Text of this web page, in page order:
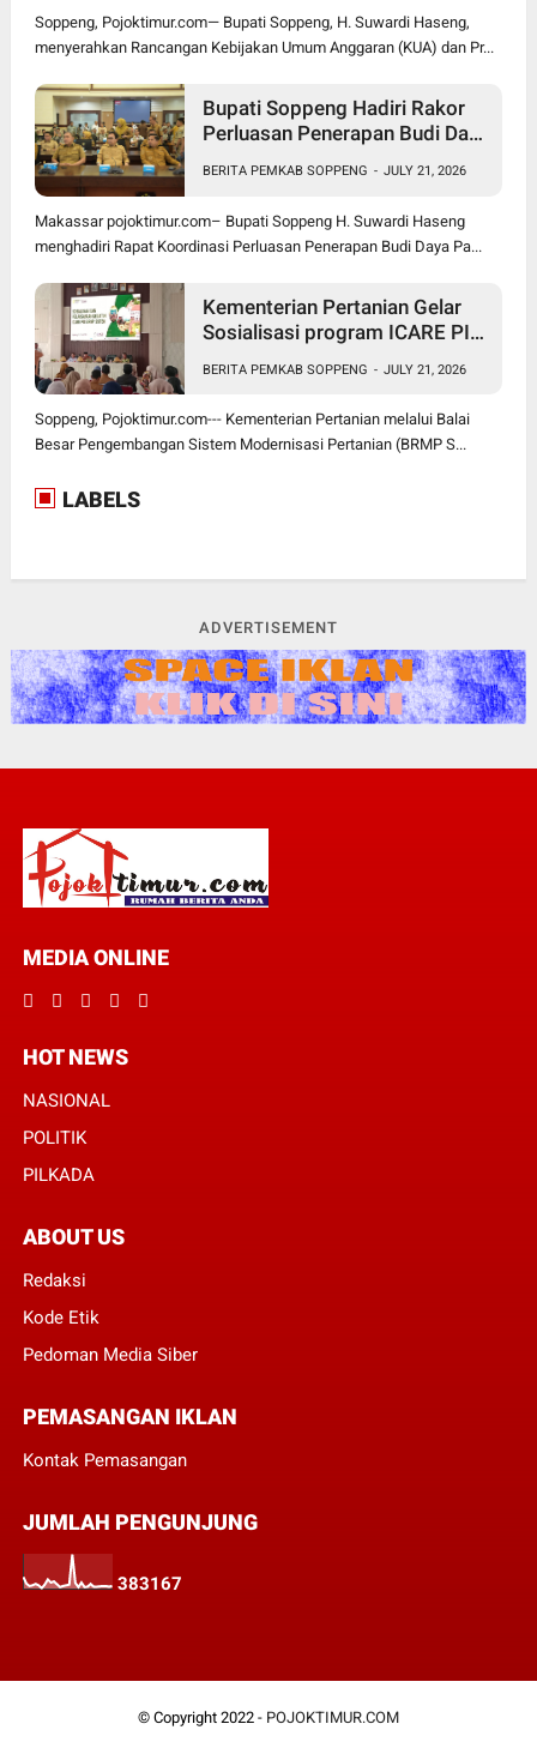
Soppeng, Pojoktimur.com— Bupati Soppeng, H. Suwardi Haseng,
menyerahkan Rancangan Kebijakan Umum Anggaran (KUA) dan Pr...
Bupati Soppeng Hadiri Rakor
Perluasan Penerapan Budi Daya
BERITA PEMKAB SOPPENG - JULY 21, 2026
Makassar pojoktimur.com– Bupati Soppeng H. Suwardi Haseng
menghadiri Rapat Koordinasi Perluasan Penerapan Budi Daya Pa...
Kementerian Pertanian Gelar
Sosialisasi program ICARE PIU
BERITA PEMKAB SOPPENG - JULY 21, 2026
Soppeng, Pojoktimur.com--- Kementerian Pertanian melalui Balai
Besar Pengembangan Sistem Modernisasi Pertanian (BRMP S...
LABELS
ADVERTISEMENT
MEDIA ONLINE
HOT NEWS
NASIONAL
POLITIK
PILKADA
ABOUT US
Redaksi
Kode Etik
Pedoman Media Siber
PEMASANGAN IKLAN
Kontak Pemasangan
JUMLAH PENGUNJUNG
383167
© Copyright 2022 - POJOKTIMUR.COM